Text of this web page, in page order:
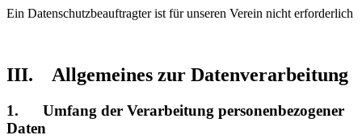
Ein Datenschutzbeauftragter ist für unseren Verein nicht erforderlich
III. Allgemeines zur Datenverarbeitung
1. Umfang der Verarbeitung personenbezogener
Daten